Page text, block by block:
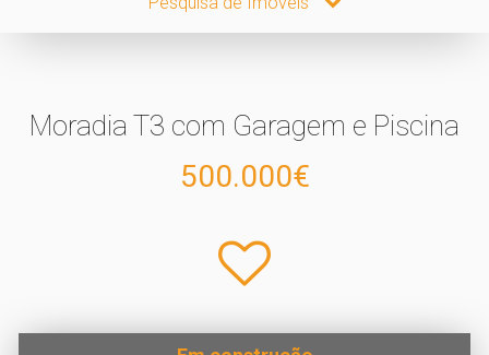
Moradia T3 com Garagem e Piscina
500.000€